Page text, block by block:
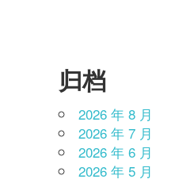
归档
2026 年 8 月
2026 年 7 月
2026 年 6 月
2026 年 5 月